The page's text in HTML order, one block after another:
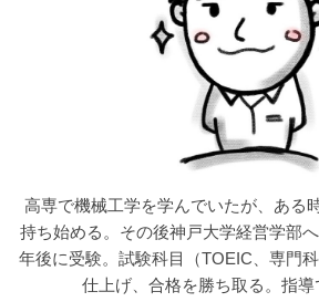
高専で機械工学を学んでいたが、ある
持ち始める。その後神戸大学経営学部
年後に受験。試験科目（TOEIC、専門
仕上げ、合格を勝ち取る。指導